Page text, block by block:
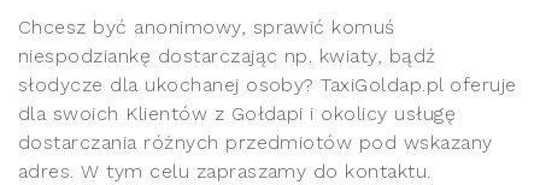
Chcesz być anonimowy, sprawić komuś
niespodziankę dostarczając np. kwiaty, bądź
słodycze dla ukochanej osoby? TaxiGoldap.pl oferuje
dla swoich Klientów z Gołdapi i okolicy usługę
dostarczania różnych przedmiotów pod wskazany
adres. W tym celu zapraszamy do kontaktu.